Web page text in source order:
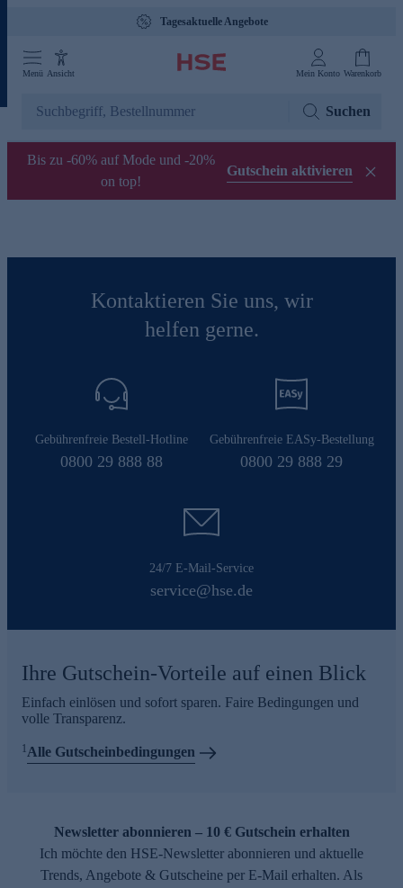
Tagesaktuelle Angebote
Menü Ansicht Mein Konto Warenkorb
Suchen
Bis zu -60% auf Mode und -20%
on top!
Gutschein aktivieren
Kontaktieren Sie uns, wir
helfen gerne.
Gebührenfreie Bestell-Hotline
0800 29 888 88
Gebührenfreie EASy-Bestellung
0800 29 888 29
24/7 E-Mail-Service
service@hse.de
Ihre Gutschein-Vorteile auf einen Blick
Einfach einlösen und sofort sparen. Faire Bedingungen und
volle Transparenz.
1Alle Gutscheinbedingungen
Newsletter abonnieren – 10 € Gutschein erhalten
Ich möchte den HSE-Newsletter abonnieren und aktuelle
Trends, Angebote & Gutscheine per E-Mail erhalten. Als